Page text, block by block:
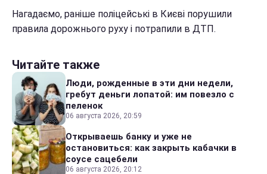
Нагадаємо, раніше поліцейські в Києві порушили
правила дорожнього руху і потрапили в ДТП.
Читайте также
Люди, рожденные в эти дни недели,
гребут деньги лопатой: им повезло с
пеленок
06 августа 2026, 20:59
Открываешь банку и уже не
остановиться: как закрыть кабачки в
соусе сацебели
06 августа 2026, 20:12